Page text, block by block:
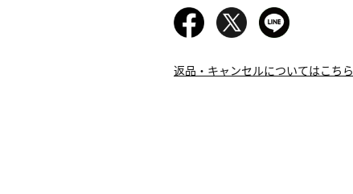
返品・キャンセルについてはこちら